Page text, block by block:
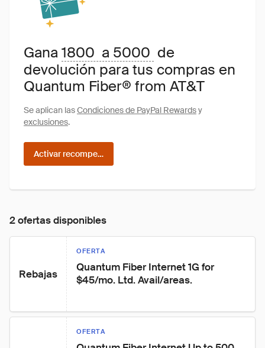
Gana1800 a 5000 de
devolución para tus compras en
Quantum Fiber® from AT&T
Se aplican lasCondiciones de PayPal Rewardsy
exclusiones.
Activar recompensas
2 ofertas disponibles
Rebajas
OFERTA
Quantum Fiber Internet 1G for
$45/mo. Ltd. Avail/areas.
OFERTA